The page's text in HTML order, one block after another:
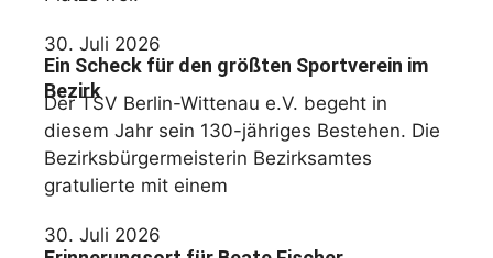
30. Juli 2026
Ein Scheck für den größten Sportverein im
Bezirk
Der TSV Berlin-Wittenau e.V. begeht in
diesem Jahr sein 130-jähriges Bestehen. Die
Bezirksbürgermeisterin Bezirksamtes
gratulierte mit einem
30. Juli 2026